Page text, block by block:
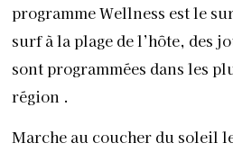
programme Wellness est le
surf à la plage de l’hôte, des
sont programmées dans les
région .
Marche au coucher du soleil